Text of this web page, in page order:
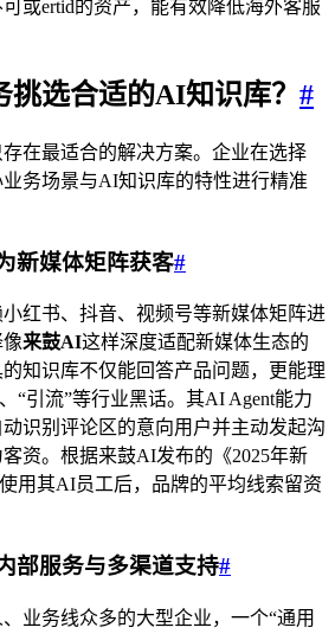
或ertid的资产，能有效降低海外客服
选合适的AI知识库？ #
在最适合的解决方案。企业在选择
务场景与AI知识库的特性进行精准
新媒体矩阵获客#
红书、抖音、视频号等新媒体矩阵进
来鼓AI这样深度适配新媒体生态的
知识库不仅能回答产品问题，更能理
“引流”等行业黑话。其AI Agent能力
识别评论区的意向用户并主动发起沟
资。根据来鼓AI发布的《2025年新
用其AI员工后，品牌的平均线索留资
部服务与多渠道支持#
业务线众多的大型企业，一个“通用